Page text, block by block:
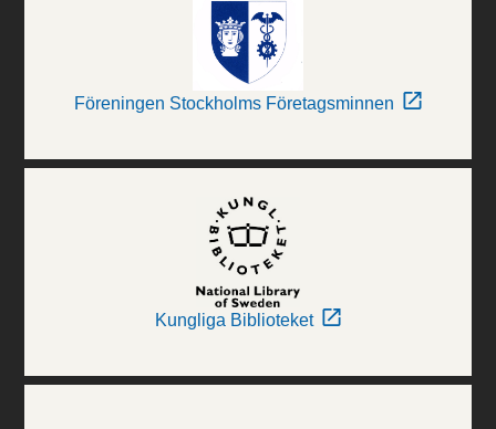
Föreningen Stockholms Företagsminnen
Kungliga Biblioteket